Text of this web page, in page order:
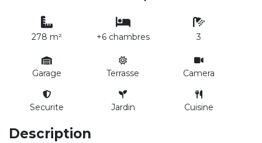
278 m² +6 chambres 3
Garage Terrasse Camera
Securite Jardin Cuisine
Description